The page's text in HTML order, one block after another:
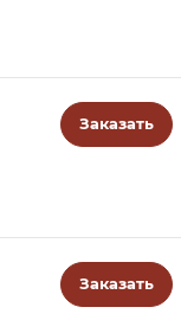
Заказать
Заказать